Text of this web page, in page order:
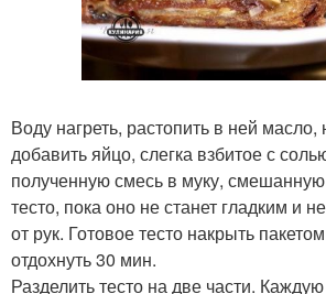
Воду нагреть, растопить в ней масло,
добавить яйцо, слегка взбитое с
полученную смесь в муку, смешанную
тесто, пока оно не станет гладким и
от рук. Готовое тесто накрыть
отдохнуть 30 мин.
Разделить тесто на две части.